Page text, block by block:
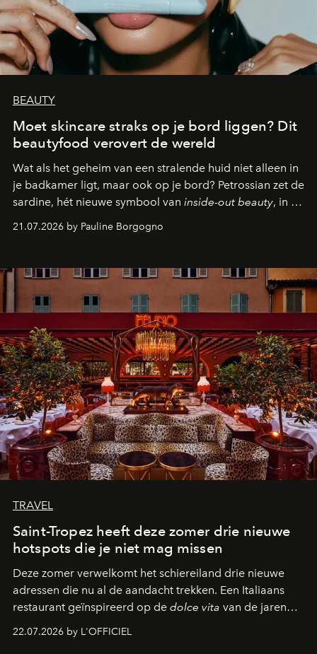
BEAUTY
Moet skincare straks op je bord liggen? Dit
beautyfood verovert de wereld
Wat als het geheim van een stralende huid niet alleen in
je badkamer ligt, maar ook op je bord? Petrossian zet de
sardine, hét nieuwe symbool van inside-out beauty, in de
kijker met twee gastronomische creaties.
21.07.2026 by Pauline Borgogno
TRAVEL
Saint-Tropez heeft deze zomer drie nieuwe
hotspots die je niet mag missen
Deze zomer verwelkomt het schiereiland drie nieuwe
adressen die nu al de aandacht trekken. Een Italiaans
restaurant geïnspireerd op de dolce vita van de jaren
zestig, een Japanse hotspot die na zonsondergang
verandert in een bruisende ontmoetingsplek en de
22.07.2026 by L'OFFICIEL